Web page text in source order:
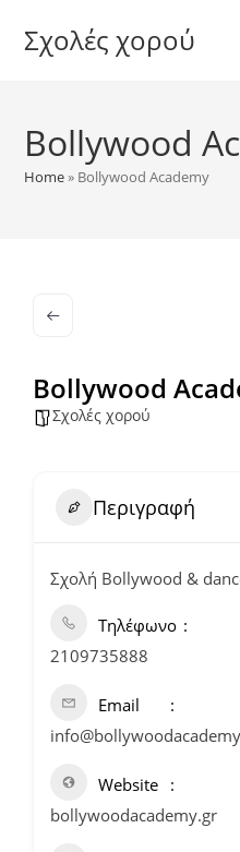
Σχολές χορού
Bollywood
Home» Bollywood Academy
Bollywood
Σχολές χορού
Περιγραφή
Σχολή Bollywood &
Τηλέφωνο
2109735888
Email
Website
bollywoodacademy.gr